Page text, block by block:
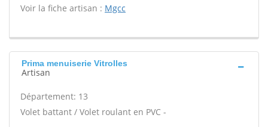
Voir la fiche artisan : Mgcc
Prima menuiserie Vitrolles
Artisan
Département: 13
Volet battant / Volet roulant en PVC -